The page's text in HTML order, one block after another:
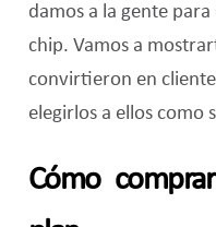
damos a la gente
chip. Vamos a
convirtieron en
elegirlos a ellos como
Cómo